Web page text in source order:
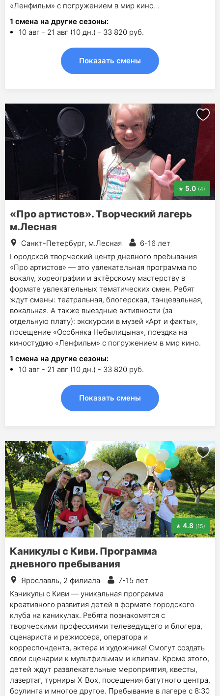
«Ленфильм» с погружением в мир кино. .
1 смена на другие сезоны:
10 авг - 21 авг (10 дн.) - 33 820 руб.
Показать смены
5.0 (4)
«Про артистов». Творческий лагерь
м.Лесная
Санкт-Петербург, м.Лесная
6-16 лет
Городской творческий центр дневного пребывания
«Про артистов» — это увлекательная программа по
вокалу, хореографии и актёрскому мастерству в
формате увлекательных тематических смен. Ребят
ждут смены: театральная, блогерская, танцевальная,
вокальная. А также выездные активности (за
отдельную плату): экскурсии в музей «Арт и факты»,
посещение «Особняка Небылицына», поездка на
киностудию «Ленфильм» с погружением в мир кино.
1 смена на другие сезоны:
10 авг - 21 авг (10 дн.) - 33 820 руб.
Показать смены
4.8 (15)
Каникулы с Киви. Программа
дневного пребывания
Ярославль, 2 филиала
7-15 лет
Каникулы с Киви — уникальная программа
креативного развития детей в формате городского
клуба на каникулах. Ребята познакомятся с
творческими профессиями телеведущего и блогера,
сценариста и режиссера, оператора и
корреспондента, актера и художника! Смогут создать
свои сценарии к мультфильмам и клипам. Кроме этого,
детей ждут развлекательные мероприятия, квесты,
лазертаг, турниры Х-Вох, посещения батутного центра,
боулинга и многое другое. Пребывание в лагере с 8:30